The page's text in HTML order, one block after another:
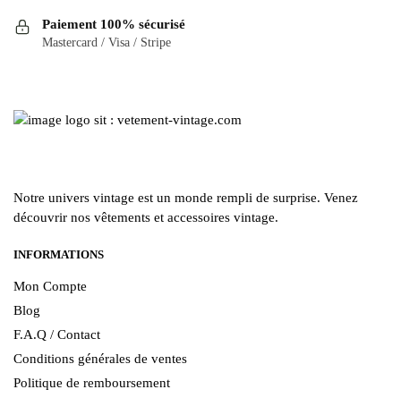
Paiement 100% sécurisé
Mastercard / Visa / Stripe
Notre univers vintage est un monde rempli de surprise. Venez
découvrir nos vêtements et accessoires vintage.
INFORMATIONS
Mon Compte
Blog
F.A.Q / Contact
Conditions générales de ventes
Politique de remboursement